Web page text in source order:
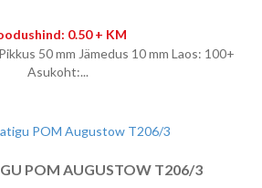
0.50 + KM
50 mm Jämedus 10 mm Laos: 100+
Asukoht:...
POM AUGUSTOW T206/3